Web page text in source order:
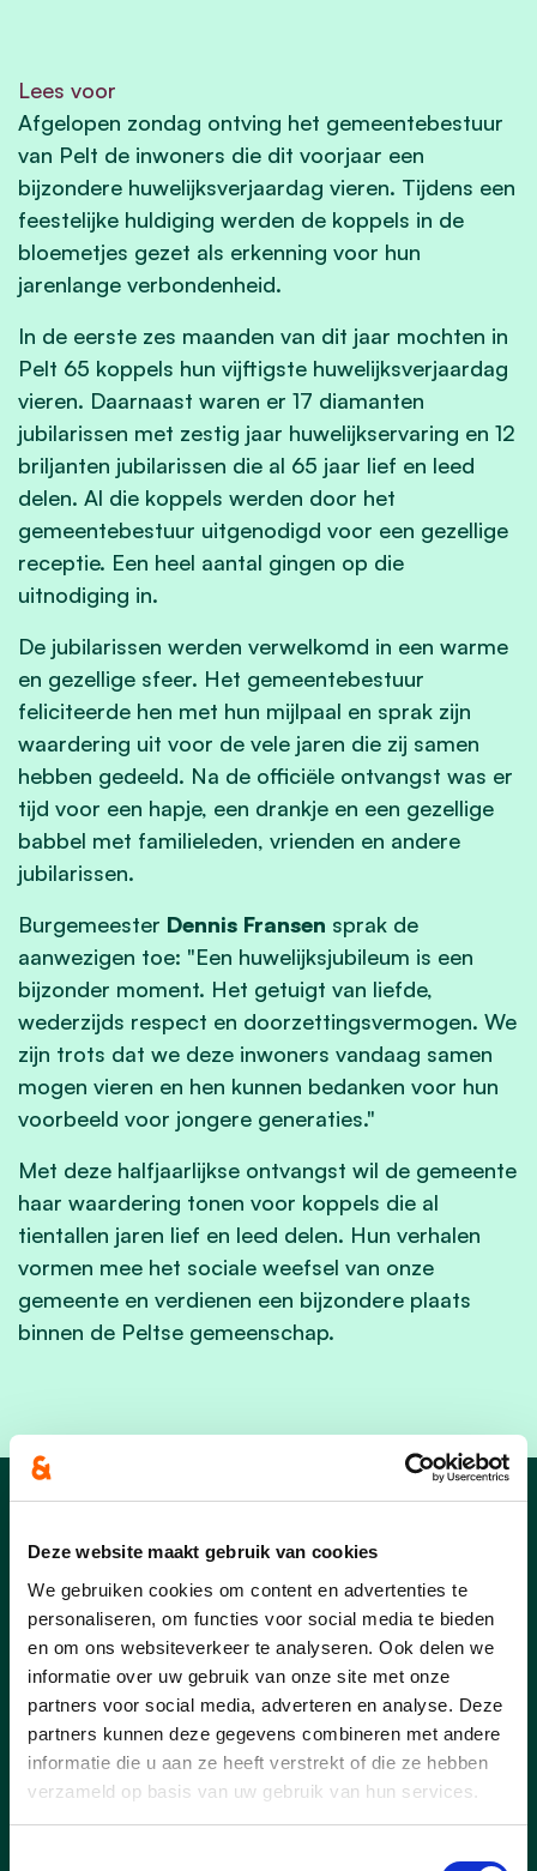
Deze website maakt gebruik van cookies
We gebruiken cookies om content en advertenties te
personaliseren, om functies voor social media te bieden
en om ons websiteverkeer te analyseren. Ook delen we
informatie over uw gebruik van onze site met onze
partners voor social media, adverteren en analyse. Deze
partners kunnen deze gegevens combineren met andere
informatie die u aan ze heeft verstrekt of die ze hebben
verzameld op basis van uw gebruik van hun services.
Lees voor
Afgelopen zondag ontving het gemeentebestuur
van Pelt de inwoners die dit voorjaar een
bijzondere huwelijksverjaardag vieren. Tijdens een
feestelijke huldiging werden de koppels in de
bloemetjes gezet als erkenning voor hun
jarenlange verbondenheid.
In de eerste zes maanden van dit jaar mochten in
Pelt 65 koppels hun vijftigste huwelijksverjaardag
vieren. Daarnaast waren er 17 diamanten
jubilarissen met zestig jaar huwelijkservaring en 12
briljanten jubilarissen die al 65 jaar lief en leed
delen. Al die koppels werden door het
gemeentebestuur uitgenodigd voor een gezellige
receptie. Een heel aantal gingen op die
uitnodiging in.
De jubilarissen werden verwelkomd in een warme
en gezellige sfeer. Het gemeentebestuur
feliciteerde hen met hun mijlpaal en sprak zijn
waardering uit voor de vele jaren die zij samen
hebben gedeeld. Na de officiële ontvangst was er
tijd voor een hapje, een drankje en een gezellige
babbel met familieleden, vrienden en andere
jubilarissen.
Burgemeester Dennis Fransen sprak de
aanwezigen toe: "Een huwelijksjubileum is een
bijzonder moment. Het getuigt van liefde,
wederzijds respect en doorzettingsvermogen. We
zijn trots dat we deze inwoners vandaag samen
mogen vieren en hen kunnen bedanken voor hun
voorbeeld voor jongere generaties."
Met deze halfjaarlijkse ontvangst wil de gemeente
haar waardering tonen voor koppels die al
tientallen jaren lief en leed delen. Hun verhalen
vormen mee het sociale weefsel van onze
gemeente en verdienen een bijzondere plaats
binnen de Peltse gemeenschap.
Nieuws